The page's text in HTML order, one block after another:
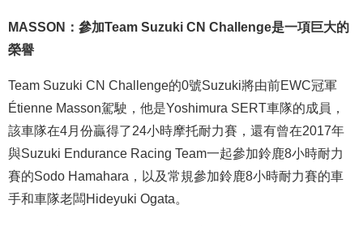
MASSON：參加Team Suzuki CN Challenge是一項巨大的
榮譽
Team Suzuki CN Challenge的0號Suzuki將由前EWC冠軍
Étienne Masson駕駛，他是Yoshimura SERT車隊的成員，
該車隊在4月份贏得了24小時摩托耐力賽，還有曾在2017年
與Suzuki Endurance Racing Team一起參加鈴鹿8小時耐力
賽的Sodo Hamahara，以及常規參加鈴鹿8小時耐力賽的車
手和車隊老闆Hideyuki Ogata。